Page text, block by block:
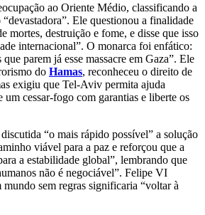
ao Oriente Médio, classificando a
“devastadora”. Ele questionou a finalidade
mortes, destruição e fome, e disse que isso
internacional”. O monarca foi enfático:
parem já esse massacre em Gaza”. Ele
do Hamas, reconheceu o direito de
exigiu que Tel-Aviv permita ajuda
cessar-fogo com garantias e liberte os
“o mais rápido possível” a solução
viável para a paz e reforçou que a
a estabilidade global”, lembrando que
não é negociável”. Felipe VI
sem regras significaria “voltar à